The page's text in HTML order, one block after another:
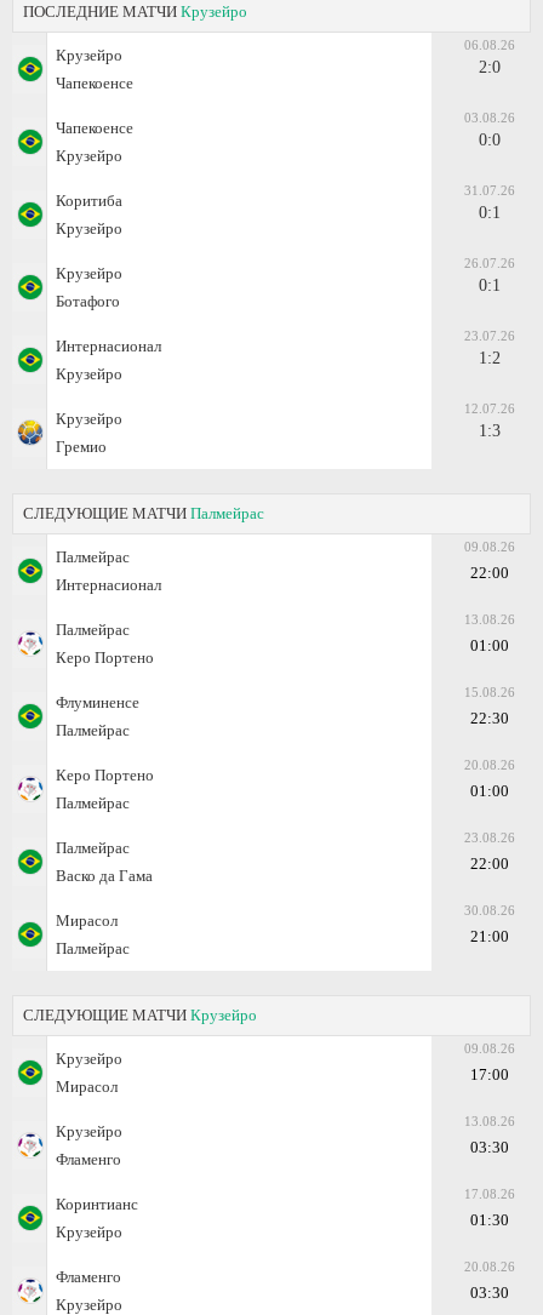
ПОСЛЕДНИЕ МАТЧИ Крузейро
Крузейро
Чапекоенсе
06.08.26
2:0
Чапекоенсе
Крузейро
03.08.26
0:0
Коритиба
Крузейро
31.07.26
0:1
Крузейро
Ботафого
26.07.26
0:1
Интернасионал
Крузейро
23.07.26
1:2
Крузейро
Гремио
12.07.26
1:3
СЛЕДУЮЩИЕ МАТЧИ Палмейрас
Палмейрас
Интернасионал
09.08.26
22:00
Палмейрас
Керо Портено
13.08.26
01:00
Флуминенсе
Палмейрас
15.08.26
22:30
Керо Портено
Палмейрас
20.08.26
01:00
Палмейрас
Васко да Гама
23.08.26
22:00
Мирасол
Палмейрас
30.08.26
21:00
СЛЕДУЮЩИЕ МАТЧИ Крузейро
Крузейро
Мирасол
09.08.26
17:00
Крузейро
Фламенго
13.08.26
03:30
Коринтианс
Крузейро
17.08.26
01:30
Фламенго
Крузейро
20.08.26
03:30